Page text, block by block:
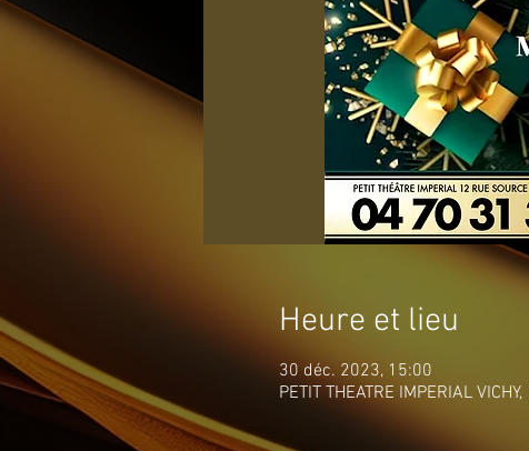
Heure et lieu
30 déc. 2023, 15:00
PETIT THEATRE IMPERIAL